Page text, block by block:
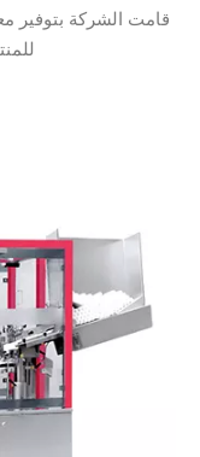
قامت الشركة بتوفير